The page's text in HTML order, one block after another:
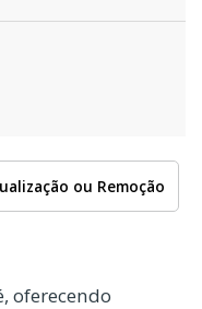
ou Remoção
oferecendo